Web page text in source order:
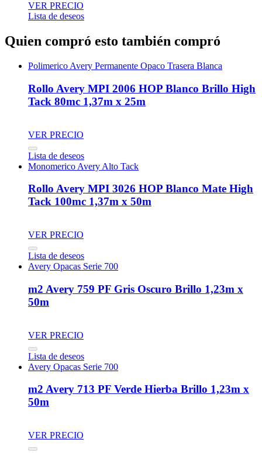
VER PRECIO
Lista de deseos
Quien compró esto también compró
Polimerico Avery Permanente Opaco Trasera Blanca
Rollo Avery MPI 2006 HOP Blanco Brillo High
Tack 80mc 1,37m x 25m
VER PRECIO
Lista de deseos
Monomerico Avery Alto Tack
Rollo Avery MPI 3026 HOP Blanco Mate High
Tack 100mc 1,37m x 50m
VER PRECIO
Lista de deseos
Avery Opacas Serie 700
m2 Avery 759 PF Gris Oscuro Brillo 1,23m x
50m
VER PRECIO
Lista de deseos
Avery Opacas Serie 700
m2 Avery 713 PF Verde Hierba Brillo 1,23m x
50m
VER PRECIO